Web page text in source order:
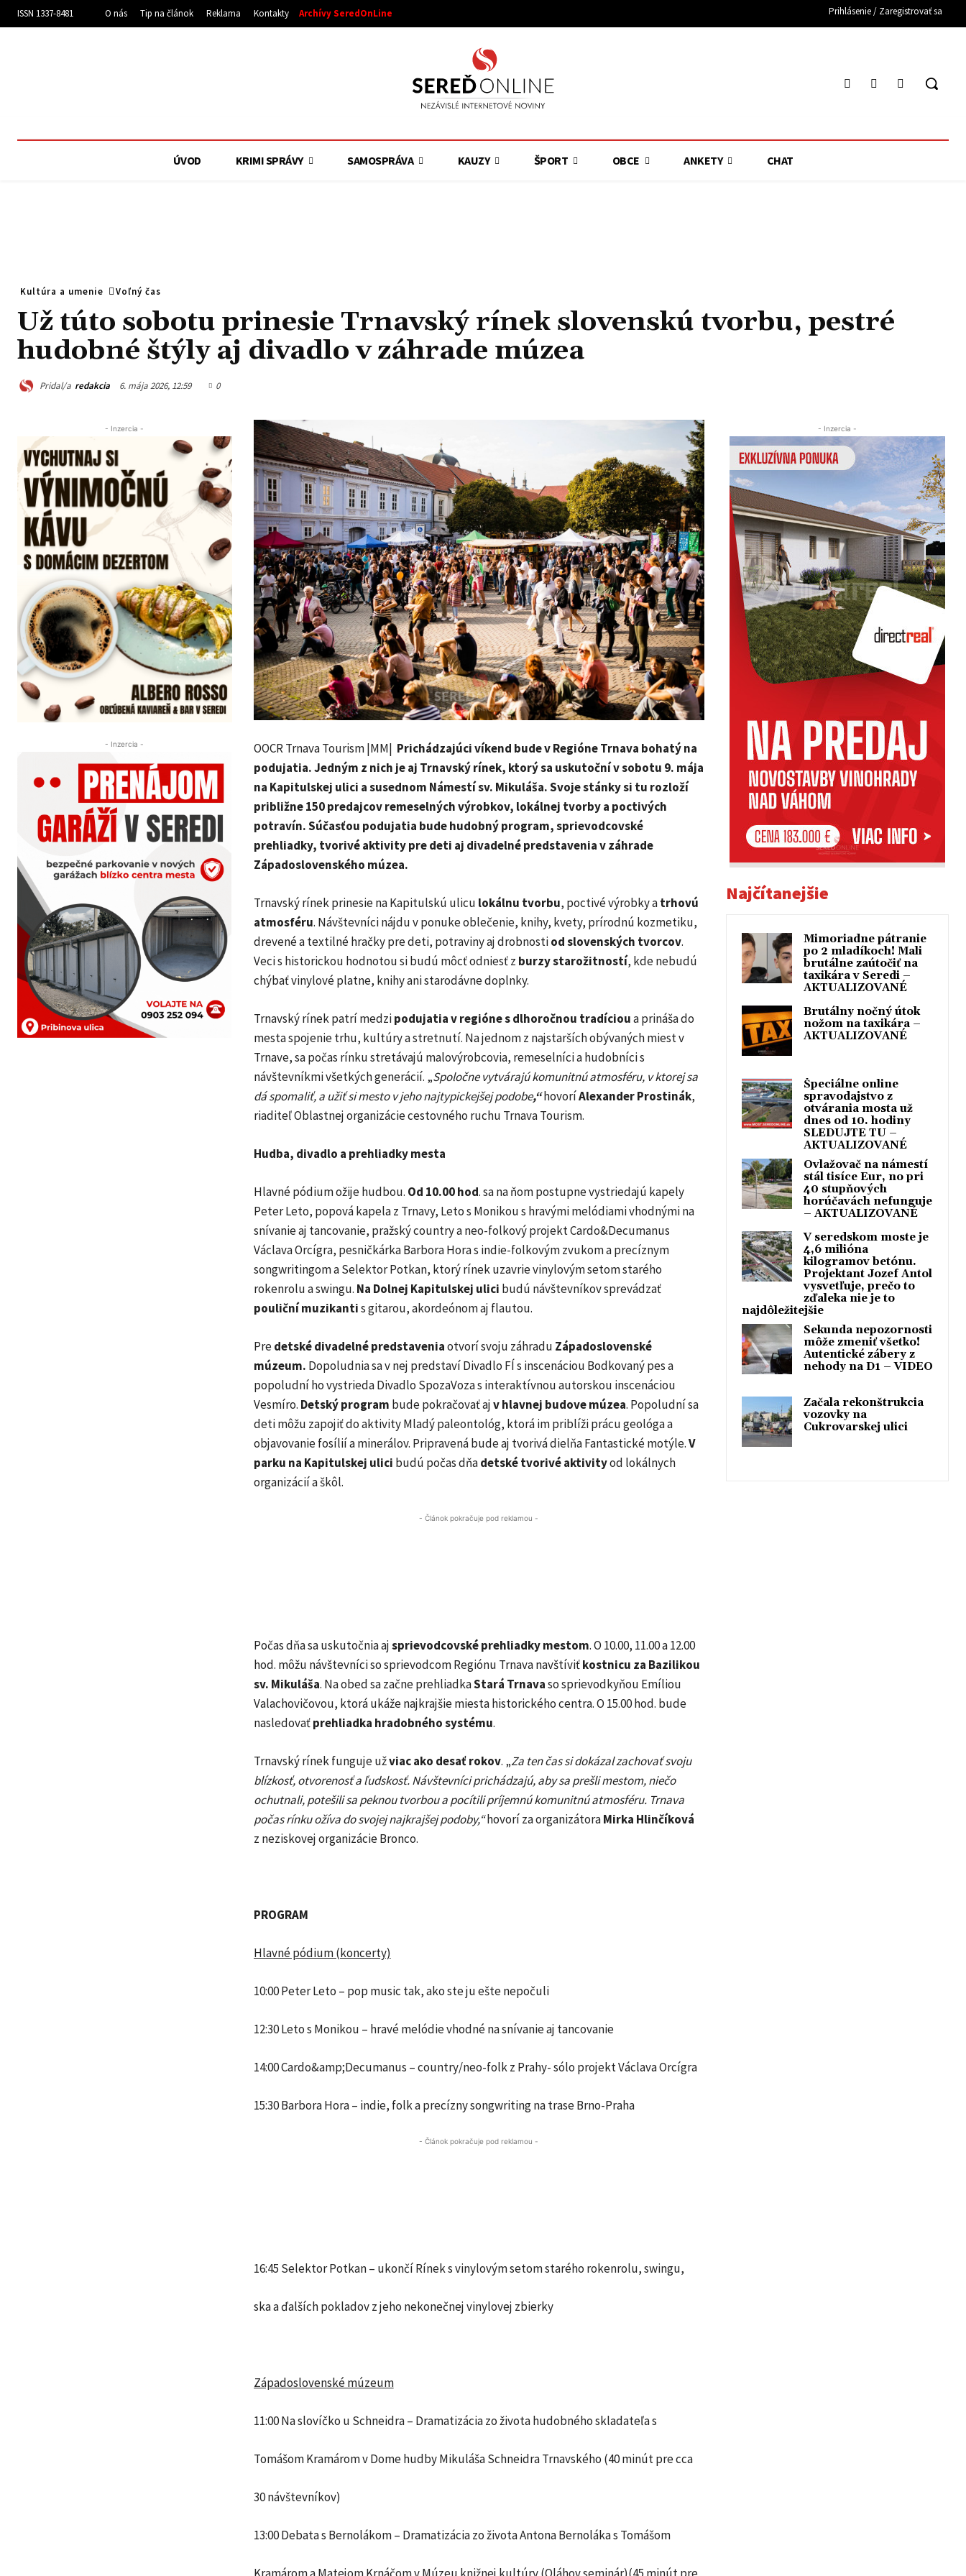
ISSN 1337-8481 O nás Tip na článok Reklama Kontakty Archívy SeredOnLine Prihlásenie / Zaregistrovať sa
ÚVOD KRIMI SPRÁVY SAMOSPRÁVA KAUZY ŠPORT OBCE ANKETY CHAT
Kultúra a umenie Voľný čas
Už túto sobotu prinesie Trnavský rínek slovenskú tvorbu, pestré
hudobné štýly aj divadlo v záhrade múzea
Pridal/a redakcia 6. mája 2026, 12:59 0
- Inzercia -
- Inzercia - OOCR Trnava Tourism |MM| Prichádzajúci víkend bude v Regióne Trnava bohatý na
podujatia. Jedným z nich je aj Trnavský rínek, ktorý sa uskutoční v sobotu 9. mája
na Kapitulskej ulici a susednom Námestí sv. Mikuláša. Svoje stánky si tu rozloží
približne 150 predajcov remeselných výrobkov, lokálnej tvorby a poctivých
potravín. Súčasťou podujatia bude hudobný program, sprievodcovské
prehliadky, tvorivé aktivity pre deti aj divadelné predstavenia v záhrade
Západoslovenského múzea.
Trnavský rínek prinesie na Kapitulskú ulicu lokálnu tvorbu, poctivé výrobky atrhovú
atmosféru. Návštevníci nájdu v ponuke oblečenie, knihy, kvety, prírodnú kozmetiku,
drevené a textilné hračky pre deti, potraviny aj drobnostiod slovenských tvorcov.
Veci s historickou hodnotou si budú môcť odniesť z burzy starožitností, kde nebudú
chýbať vinylové platne, knihy ani starodávne doplnky.
Trnavský rínek patrí medzipodujatia v regióne s dlhoročnou tradícioua prináša do
mesta spojenie trhu, kultúry a stretnutí. Na jednom z najstarších obývaných miest v
Trnave, sa počas rínku stretávajú malovýrobcovia, remeselníci a hudobníci s
návštevníkmi všetkých generácií. „Spoločne vytvárajú komunitnú atmosféru, v ktorej sa
dá spomaliť, a užiť si mesto v jeho najtypickejšej podobe,“hovoríAlexander Prostinák,
riaditeľ Oblastnej organizácie cestovného ruchu Trnava Tourism.
Hudba, divadlo a prehliadky mesta
Hlavné pódium ožije hudbou. Od 10.00 hod. sa na ňom postupne vystriedajú kapely
Peter Leto, popová kapela z Trnavy, Leto s Monikou s hravými melódiami vhodnými na
snívanie aj tancovanie, pražský country a neo-folkový projekt Cardo&Decumanus
Václava Orcígra, pesničkárka Barbora Hora s indie-folkovým zvukom a precíznym
songwritingom a Selektor Potkan, ktorý rínek uzavrie vinylovým setom starého
rokenrolu a swingu. Na Dolnej Kapitulskej ulici budú návštevníkov sprevádzať
pouliční muzikantis gitarou, akordeónom aj flautou.
Predetské divadelné predstaveniaotvorí svoju záhradu Západoslovenské
múzeum. Dopoludnia sa v nej predstaví Divadlo FÍ s inscenáciou Bodkovaný pes a
popoludní ho vystrieda Divadlo SpozaVoza s interaktívnou autorskou inscenáciou
Vesmíro. Detský program bude pokračovať ajv hlavnej budove múzea. Popoludní sa
deti môžu zapojiť do aktivity Mladý paleontológ, ktorá im priblíži prácu geológa a
objavovanie fosílií a minerálov. Pripravená bude aj tvorivá dielňa Fantastické motýle.V
parku na Kapitulskej ulici budú počas dňadetskétvorivé aktivityod lokálnych
organizácií a škôl.
- Článok pokračuje pod reklamou -
Počas dňa sa uskutočnia ajsprievodcovské prehliadky mestom. O 10.00, 11.00 a 12.00
hod. môžu návštevníci so sprievodcom Regiónu Trnava navštíviťkostnicu za Bazilikou
sv. Mikuláša. Na obed sa začne prehliadkaStará Trnavaso sprievodkyňou Emíliou
Valachovičovou, ktorá ukáže najkrajšie miesta historického centra. O 15.00 hod. bude
nasledovaťprehliadka hradobného systému.
Trnavský rínek funguje užviac ako desať rokov. „Za ten čas si dokázal zachovať svoju
blízkosť, otvorenosť a ľudskosť. Návštevníci prichádzajú, aby sa prešli mestom, niečo
ochutnali, potešili sa peknou tvorbou a pocítili príjemnú komunitnú atmosféru. Trnava
počas rínku ožíva do svojej najkrajšej podoby,“hovorí za organizátoraMirka Hlinčíková
z neziskovej organizácie Bronco.
PROGRAM
Hlavné pódium (koncerty)
10:00 Peter Leto – pop music tak, ako ste ju ešte nepočuli
12:30 Leto s Monikou – hravé melódie vhodné na snívanie aj tancovanie
14:00 Cardo&amp;Decumanus – country/neo-folk z Prahy- sólo projekt Václava Orcígra
15:30 Barbora Hora – indie, folk a precízny songwriting na trase Brno-Praha
- Článok pokračuje pod reklamou -
16:45 Selektor Potkan – ukončí Rínek s vinylovým setom starého rokenrolu, swingu,
ska a ďalších pokladov z jeho nekonečnej vinylovej zbierky
Západoslovenské múzeum
11:00 Na slovíčko u Schneidra – Dramatizácia zo života hudobného skladateľa s
Tomášom Kramárom v Dome hudby Mikuláša Schneidra Trnavského (40 minút pre cca
30 návštevníkov)
13:00 Debata s Bernolákom – Dramatizácia zo života Antona Bernoláka s Tomášom
- Inzercia -
Najčítanejšie
Mimoriadne pátranie
po 2 mladíkoch! Mali
brutálne zaútočiť na
taxikára v Seredi –
AKTUALIZOVANÉ
Brutálny nočný útok
nožom na taxikára –
AKTUALIZOVANÉ
Špeciálne online
spravodajstvo z
otvárania mosta už
dnes od 10. hodiny
SLEDUJTE TU –
AKTUALIZOVANÉ
Ovlažovač na námestí
stál tisíce Eur, no pri
40 stupňových
horúčavách nefunguje
– AKTUALIZOVANÉ
V seredskom moste je
4,6 milióna
kilogramov betónu.
Projektant Jozef Antol
vysvetľuje, prečo to
zďaleka nie je to
najdôležitejšie
Sekunda nepozornosti
môže zmeniť všetko!
Autentické zábery z
nehody na D1 – VIDEO
Začala rekonštrukcia
vozovky na
Cukrovarskej ulici